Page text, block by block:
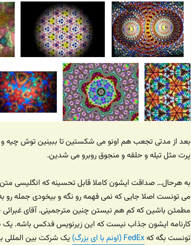
بعد از مدتی تجعب هم اونو می شکستین تا ببینین توش چیه
پرت مثل تیله و حلقه و منجوق روبرو می شدین.
به هرحال… صداقت ایشون کاملا قابل تحسینه که انگلیسی
می تونست اصلا جایی که نمی فهمه رو نگه و بیخودی جمله
مطمئن باشین که کم هم نیستن چنین مترجمینی. آقای
کارنامه ایشون جذاب نیست که این زیرنویس فدکس باشه. یک
تونست بگه کهFedEx (اونم با ای بزرگ)
یک شرکت بین المللی